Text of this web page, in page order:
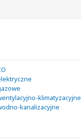
klimatyzacyjne
kanalizacyjne